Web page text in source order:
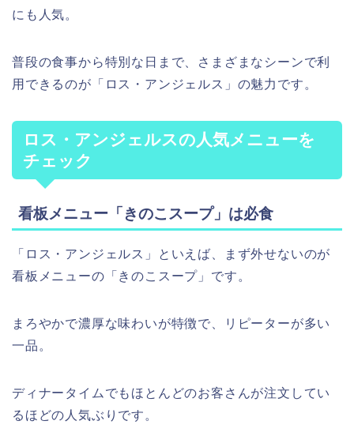
にも人気。
普段の食事から特別な日まで、さまざまなシーンで利
用できるのが「ロス・アンジェルス」の魅力です。
ロス・アンジェルスの人気メニューを
チェック
看板メニュー「きのこスープ」は必食
「ロス・アンジェルス」といえば、まず外せないのが
看板メニューの「きのこスープ」です。
まろやかで濃厚な味わいが特徴で、リピーターが多い
一品。
ディナータイムでもほとんどのお客さんが注文してい
るほどの人気ぶりです。